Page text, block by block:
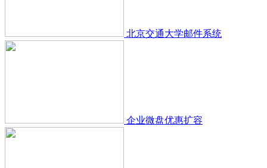
北京交通大学邮件系统
企业微盘优惠扩容